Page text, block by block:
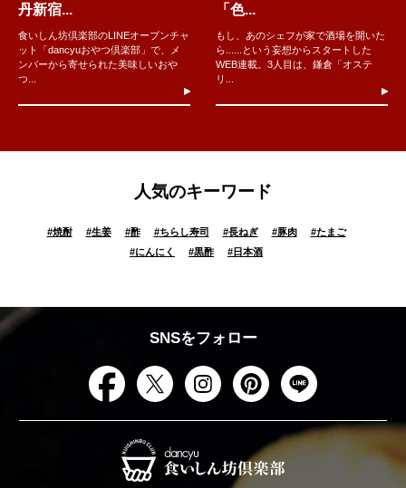
丹新宿...
食いしん坊倶楽部のLINEオープンチャ
ット「dancyuおやつ倶楽部」で、メ
ンバーから寄せられた美味しいおや
つ...
「色...
もし、あのシェフが家で酒場を開いた
ら......という妄想からスタートした
WEB連載。3人目は、鎌倉「オステ
リ...
人気のキーワード
#焼酎 #生姜 #酢 #ちらし寿司 #長ねぎ #豚肉 #たまご
#にんにく #黒酢 #日本酒
SNSをフォロー